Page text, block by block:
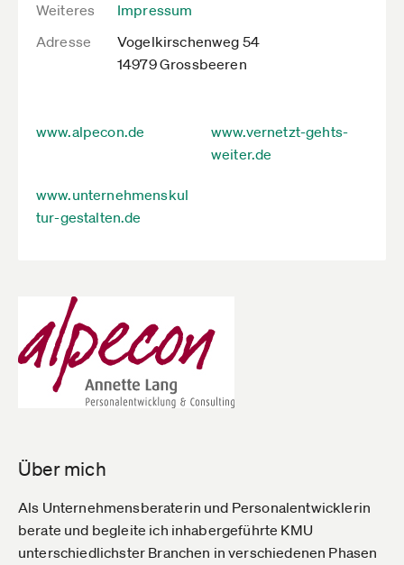
Weiteres
Impressum
Adresse
Vogelkirschenweg 54
14979 Grossbeeren
www.alpecon.de
www.vernetzt-gehts-
weiter.de
www.unternehmenskul
tur-gestalten.de
Über mich
Als Unternehmensberaterin und Personalentwicklerin
berate und begleite ich inhabergeführte KMU
unterschiedlichster Branchen in verschiedenen Phasen